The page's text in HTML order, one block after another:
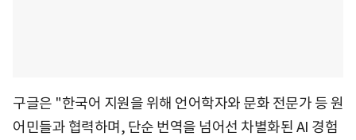
구글은 "한국어 지원을 위해 언어학자와 문화 전문가 등 원
어민들과 협력하며, 단순 번역을 넘어선 차별화된 AI 경험